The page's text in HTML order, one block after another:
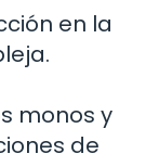
en la
monos y
de